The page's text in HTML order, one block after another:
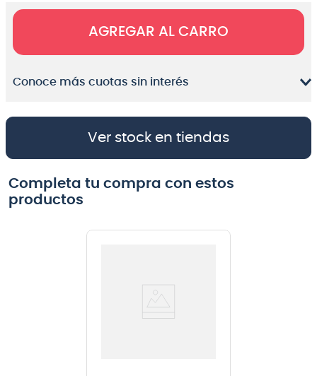
AGREGAR AL CARRO
Conoce más cuotas sin interés
Ver stock en tiendas
Completa tu compra con estos
productos